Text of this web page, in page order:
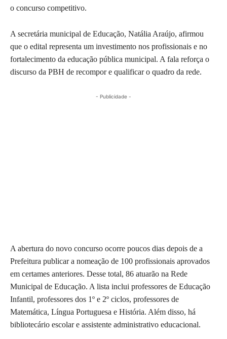
o concurso competitivo.
A secretária municipal de Educação, Natália Araújo, afirmou
que o edital representa um investimento nos profissionais e no
fortalecimento da educação pública municipal. A fala reforça o
discurso da PBH de recompor e qualificar o quadro da rede.
- Publicidade -
A abertura do novo concurso ocorre poucos dias depois de a
Prefeitura publicar a nomeação de 100 profissionais aprovados
em certames anteriores. Desse total, 86 atuarão na Rede
Municipal de Educação. A lista inclui professores de Educação
Infantil, professores dos 1º e 2º ciclos, professores de
Matemática, Língua Portuguesa e História. Além disso, há
bibliotecário escolar e assistente administrativo educacional.